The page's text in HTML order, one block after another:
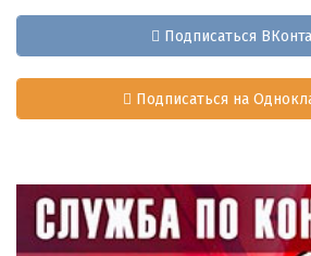
Подписаться
Подписаться на